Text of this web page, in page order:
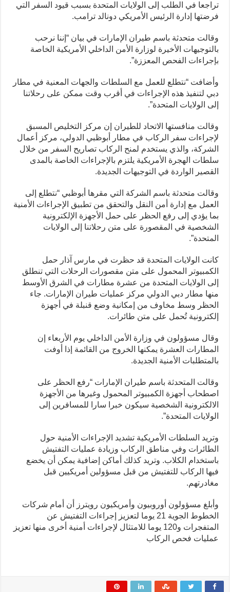
تراجعا في الطلب إلى الولايات المتحدة بسبب قيود السفر التي
فرضتها إدارة الرئيس الأمريكي دونالد ترامب.
وقالت متحدثة باسم طيران الإمارات في بيان “إننا نرحب
بالتوجيهات الأخيرة لوزارة الأمن الداخلي الأمريكية الخاصة
بإجراءات الفحص المعززة”.
وأضافت “نتطلع للعمل مع السلطات والجهات المعنية في مطار
دبي لتنفيذ هذه الإجراءات في أقرب وقت ممكن على رحلاتنا
إلى الولايات المتحدة”.
وقالت منافستها الاتحاد للطيران إن مركز التخليص المسبق
لإجراءات سفر الركاب في مطار أبوظبي الدولي، مركز أعمال
الشركة، والذي يستخدم لمنح الركاب تصاريح السفر من خلال
سلطات الهجرة الأمريكية يلتزم بالإجراءات الخاصة بالمدى
القصير الواردة في التوجيهات الجديدة.
وقالت متحدثة باسم الشركة التي مقرها أبوظبي “نتطلع إلى
العمل مع إدارة أمن النقل والتحقق من تطبيق الإجراءات الأمنية
بما يؤدي إلى رفع الحظر على حمل الأجهزة الإلكترونية
الشخصية في المقصورة على متن رحلاتنا إلى الولايات
المتحدة”.
كانت الولايات المتحدة قد حظرت في مارس آذار حمل
الكمبيوتر المحمول على متن مقصورات الرحلات التي تنطلق
إلى الولايات المتحدة من عشرة مطارات في الشرق الأوسط
منها مطار دبي الدولي مركز عمليات طيران الإمارات. جاء
الحظر وسط مخاوف من إمكانية وضع قنبلة في أجهزة
إلكترونية تُحمل على متن طائرات.
وقال مسؤولون في وزارة الأمن الداخلي يوم الأربعاء إن
المطارات العشرة يمكنها الخروج من القائمة إذا أوفت
بالمتطلبات الأمنية الجديدة.
وقالت المتحدثة باسم طيران الإمارات “رفع الحظر على
اصطحاب أجهزة الكمبيوتر المحمول وغيرها من الأجهزة
الالكترونية الشخصية سيكون خبرا سارا للمسافرين إلى
الولايات المتحدة”.
وتريد السلطات الأمريكية تشديد الإجراءات الأمنية حول
الطائرات وفي مناطق الركاب وزيادة عمليات التفتيش
باستخدام الكلاب. وتريد كذلك أماكن إضافية يمكن أن يخضع
فيها الركاب للتفتيش من قبل مسؤولين أمريكيين قبل
مغادرتهم.
وأبلغ مسؤولون أوروبيون وأمريكيون رويترز أن أمام شركات
الخطوط الجوية 21 يوما لتعزيز إجراءات التفتيش عن
المتفجرات و120 يوما للامتثال لإجراءات أمنية أخرى منها تعزيز
عمليات فحص الركاب